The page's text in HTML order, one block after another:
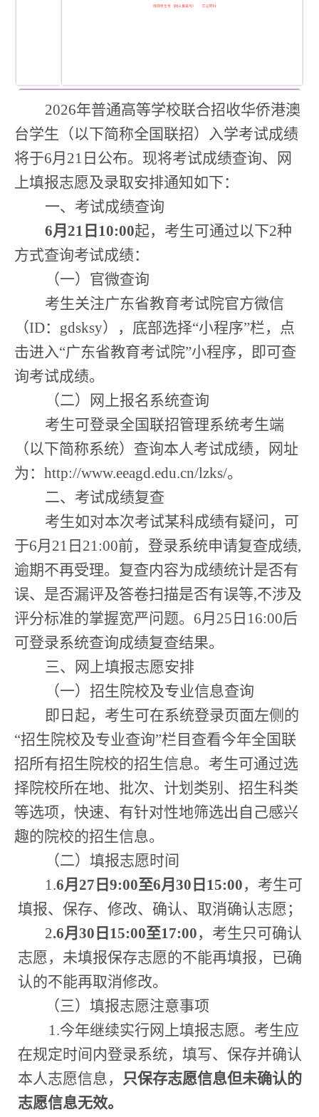
2026年普通高等学校联合招收华侨港澳
台学生（以下简称全国联招）入学考试成绩
将于6月 21 日公布。现将考试成绩查询、网
上填报志愿及录取安排通知如下：
一、考试成绩查询
6月 21 日 10:00起，考生可通过以下2种
方式查询考试成绩：
（一）官微查询
考生关注广东省教育考试院官方微信
（ID： gdsksy），底部选择“小程序”栏，点
击进入“广东省教育考试院”小程序，即可查
询考试成绩。
（二）网上报名系统查询
考生可登录全国联招管理系统考生端
（以下简称系统）查询本人考试成绩，网址
为： http://www.eeagd.edu.cn/lzks/。
二、考试成绩复查
考生如对本次考试某科成绩有疑问， 可
于6月 21 日 21:00前，登录系统申请复查成绩,
逾期不再受理。 复查内容为成绩统计是否有
误、是否漏评及答卷扫描是否有误等,不涉及
评分标准的掌握宽严问题。 6月 25 日 16:00后
可登录系统查询成绩复查结果。
三、网上填报志愿安排
（一）招生院校及专业信息查询
即日起， 考生可在系统登录页面左侧 的
“招生院校及专业查询”栏目查看今年全国联
招所有招生院校的招生信息。考生可通过选
择院校所在地、批次、计划类别、招生科类
等选项，快速、有针对性地筛选出 自己感兴
趣的院校的招生信息。
（二）填报志愿时间
1.6月 27 日 9:00至6月 30 日 15:00，考生可
填报、保存、修改、确认、取消确认志愿；
2.6月 30 日 15:00至17:00，考生只可确认
志愿，未填报保存志愿的不能再填报，已确
认的不能再取消修改。
（三）填报志愿注意事项
1.今年继续实行网上填报志愿。考生应
在规定时间内登录系统，填写、保存并确认
本人志愿信息， 只保存志愿信息但未确认的
志愿信息无效。